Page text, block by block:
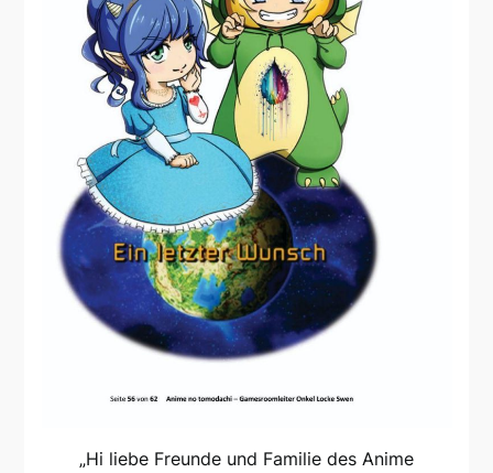
„Hi liebe Freunde und Familie des Anime